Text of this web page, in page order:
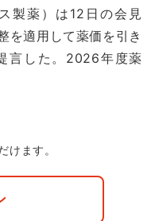
製薬）は12日の会見
を適用して薬価を引き
言した。2026年度薬
けます。